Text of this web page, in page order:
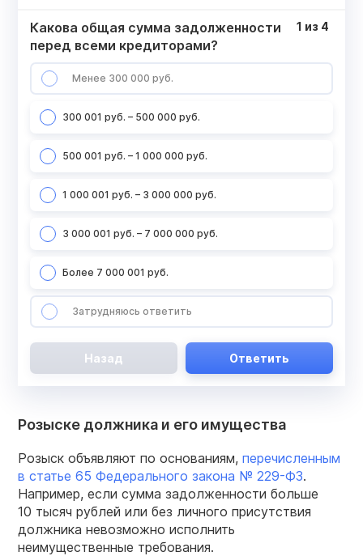
Какова общая сумма задолженности
перед всеми кредиторами?
Менее 300 000 руб.
300 001 руб. – 500 000 руб.
500 001 руб. – 1 000 000 руб.
1 000 001 руб. – 3 000 000 руб.
3 000 001 руб. – 7 000 000 руб.
Более 7 000 001 руб.
Затрудняюсь ответить
1 из 4
Назад Ответить
Розыске должника и его имущества
Розыск объявляют по основаниям, перечисленным
в статье 65 Федерального закона № 229-ФЗ.
Например, если сумма задолженности больше
10 тысяч рублей или без личного присутствия
должника невозможно исполнить
неимущественные требования.